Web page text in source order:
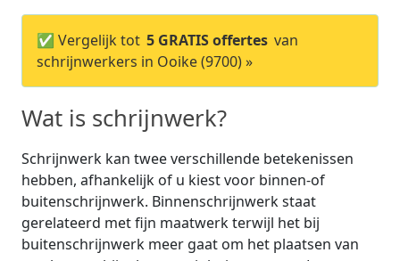
✅ Vergelijk tot 5 GRATIS offertes van
schrijnwerkers in Ooike (9700) »
Wat is schrijnwerk?
Schrijnwerk kan twee verschillende betekenissen
hebben, afhankelijk of u kiest voor binnen-of
buitenschrijnwerk. Binnenschrijnwerk staat
gerelateerd met fijn maatwerk terwijl het bij
buitenschrijnwerk meer gaat om het plaatsen van